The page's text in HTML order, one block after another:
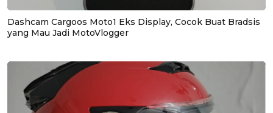
Dashcam Cargoos Moto1 Eks Display, Cocok Buat Bradsis
yang Mau Jadi MotoVlogger